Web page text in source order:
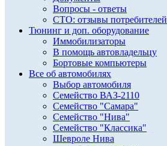
Вопросы - ответы
СТО: отзывы потребителей
Тюнинг и доп. оборудование
Иммобилизаторы
В помощь автовладельцу
Бортовые компьютеры
Все об автомобилях
Выбор автомобиля
Семейство ВАЗ-2110
Семейство "Самара"
Семейство "Нива"
Семейство "Классика"
Шевроле Нива